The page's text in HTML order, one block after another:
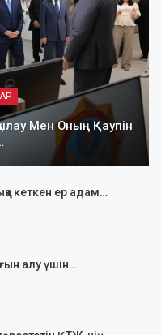
Мен Оның Қаупін
кеткен ер адам…
алу үшін…